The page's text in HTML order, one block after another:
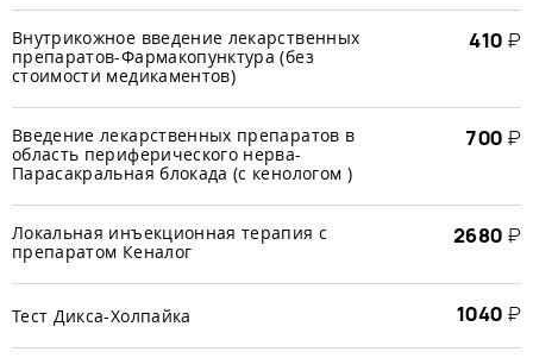
Внутрикожное введение лекарственных
препаратов-Фармакопунктура (без
стоимости медикаментов)
410 ₽
Введение лекарственных препаратов в
область периферического нерва-
Парасакральная блокада (с кенологом )
700 ₽
Локальная инъекционная терапия с
препаратом Кеналог
2680 ₽
Тест Дикса-Холпайка 1040 ₽